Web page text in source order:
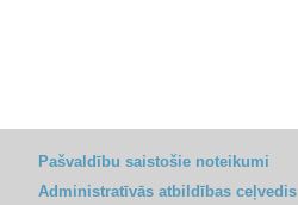
Pašvaldību saistošie noteikumi
Administratīvās atbildības ceļvedis